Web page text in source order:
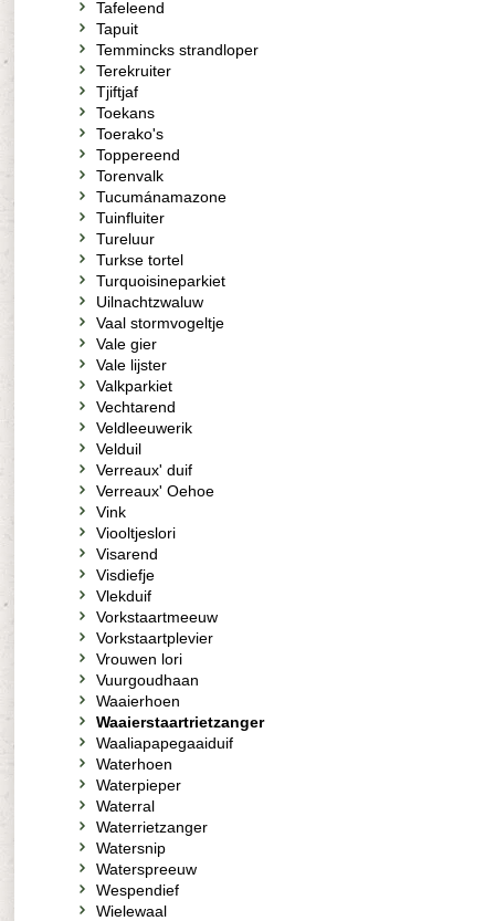
Tafeleend
Tapuit
Temmincks strandloper
Terekruiter
Tjiftjaf
Toekans
Toerako's
Toppereend
Torenvalk
Tucumánamazone
Tuinfluiter
Tureluur
Turkse tortel
Turquoisineparkiet
Uilnachtzwaluw
Vaal stormvogeltje
Vale gier
Vale lijster
Valkparkiet
Vechtarend
Veldleeuwerik
Velduil
Verreaux' duif
Verreaux' Oehoe
Vink
Viooltjeslori
Visarend
Visdiefje
Vlekduif
Vorkstaartmeeuw
Vorkstaartplevier
Vrouwen lori
Vuurgoudhaan
Waaierhoen
Waaierstaartrietzanger
Waaliapapegaaiduif
Waterhoen
Waterpieper
Waterral
Waterrietzanger
Watersnip
Waterspreeuw
Wespendief
Wielewaal